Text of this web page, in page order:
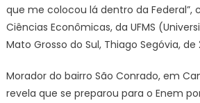
que me colocou lá dentro da Federal”,
Ciências Econômicas, da UFMS
Mato Grosso do Sul, Thiago Segóvia, de
Morador do bairro São Conrado, em
revela que se preparou para o Enem